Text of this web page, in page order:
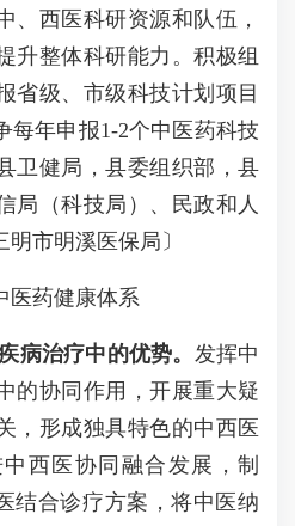
、西医科研资源和队伍，
升整体科研能力。积极组
省级、市级科技计划项目
每年申报1-2个中医药科技
卫健局，县委组织部，县
局（科技局）、民政和人
市明溪医保局〕
药健康体系
病治疗中的优势。 发挥中
的协同作用，开展重大疑
，形成独具特色的中西医
西医协同融合发展，制
结合诊疗方案，将中医纳